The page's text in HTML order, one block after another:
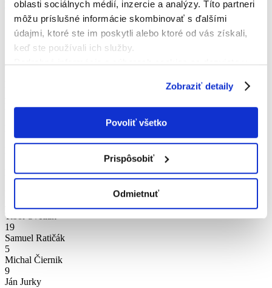
oblasti sociálnych médií, inzercie a analýzy. Títo partneri
môžu príslušné informácie skombinovať s ďalšími
údajmi, ktoré ste im poskytli alebo ktoré od vás získali,
keď ste používali ich služby.
Podrobné informácie o súboroch cookies sa dozviete v
Zobraziť detaily
Povoliť všetko
Prispôsobiť
Odmietnuť
DOMÁCI
Základná zostava
Arthur Batista Machado Custodio
Bamoussa Tihote
Kaua Do Nascimento Souto Diniz
Pavol Pikoš
77
44
Tibor Svetlák
19
Samuel Ratičák
5
Michal Čiernik
9
Ján Jurky